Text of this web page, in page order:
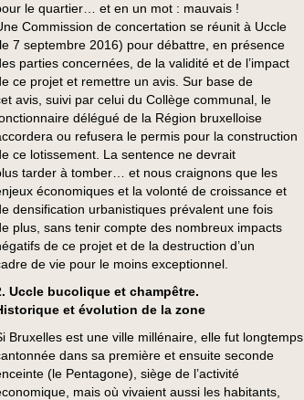
le quartier… et en un mot : mauvais !
Commission de concertation se réunit à Uccle
7 septembre 2016) pour débattre, en présence
parties concernées, de la validité et de l’impact
ce projet et remettre un avis. Sur base de
avis, suivi par celui du Collège communal, le
délégué de la Région bruxelloise
ou refusera le permis pour la construction
ce lotissement. La sentence ne devrait
tarder à tomber… et nous craignons que les
économiques et la volonté de croissance et
densification urbanistiques prévalent une fois
plus, sans tenir compte des nombreux impacts
de ce projet et de la destruction d’un
de vie pour le moins exceptionnel.
Uccle bucolique et champêtre.
et évolution de la zone
Bruxelles est une ville millénaire, elle fut longtemps
dans sa première et ensuite seconde
(le Pentagone), siège de l’activité
mais où vivaient aussi les habitants,